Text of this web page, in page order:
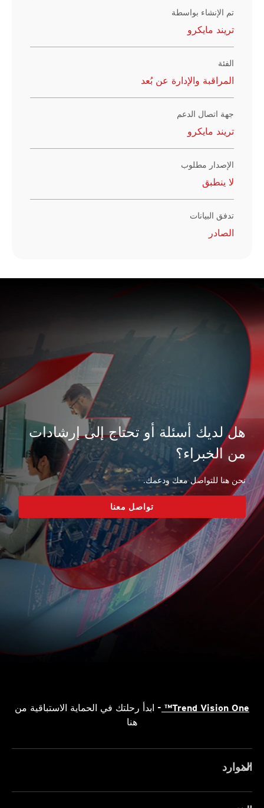
تم الإنشاء بواسطة
تريند مايكرو
الفئة
المراقبة والإدارة عن بُعد
جهة اتصال الدعم
تريند مايكرو
الإصدار مطلوب
لا ينطبق
تدفق البيانات
الصادر
هل لديك أسئلة أو تحتاج إلى إرشادات
من الخبراء؟
نحن هنا للتواصل معك ودعمك.
تواصل معنا
Trend Vision One™
- ابدأ رحلتك في الحماية الاستباقية من
هنا
الموارد